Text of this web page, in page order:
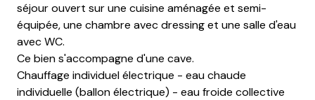
séjour ouvert sur une cuisine aménagée et semi-
équipée, une chambre avec dressing et une salle d'eau
avec WC.
Ce bien s'accompagne d'une cave.
Chauffage individuel électrique - eau chaude
individuelle (ballon électrique) - eau froide collective